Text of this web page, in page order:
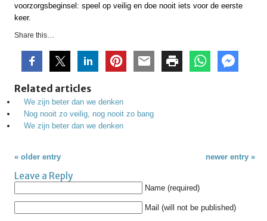
voorzorgsbeginsel: speel op veilig en doe nooit iets voor de eerste
keer.
Share this…
Related articles
We zijn beter dan we denken
Nog nooit zo veilig, nog nooit zo bang
We zijn beter dan we denken
« older entry newer entry »
Leave a Reply
Name (required)
Mail (will not be published)